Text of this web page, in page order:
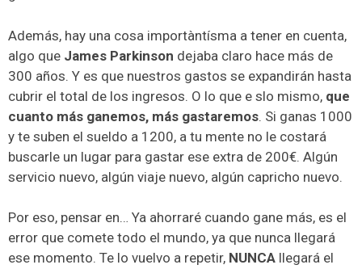
Además, hay una cosa importàntísma a tener en cuenta,
algo que James Parkinson dejaba claro hace más de
300 años. Y es que nuestros gastos se expandirán hasta
cubrir el total de los ingresos. O lo que e slo mismo, que
cuanto más ganemos, más gastaremos. Si ganas 1000
y te suben el sueldo a 1200, a tu mente no le costará
buscarle un lugar para gastar ese extra de 200€. Algún
servicio nuevo, algún viaje nuevo, algún capricho nuevo.
Por eso, pensar en… Ya ahorraré cuando gane más, es el
error que comete todo el mundo, ya que nunca llegará
ese momento. Te lo vuelvo a repetir, NUNCA llegará el